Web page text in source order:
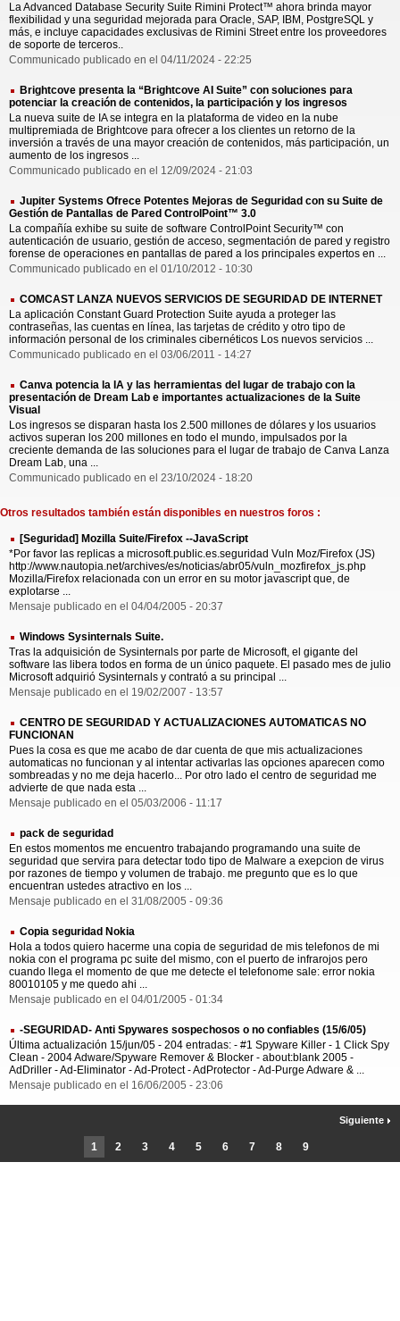
La Advanced Database Security Suite Rimini Protect™ ahora brinda mayor
flexibilidad y una seguridad mejorada para Oracle, SAP, IBM, PostgreSQL y
más, e incluye capacidades exclusivas de Rimini Street entre los proveedores
de soporte de terceros..
Communicado publicado en el 04/11/2024 - 22:25
Brightcove presenta la “Brightcove AI Suite” con soluciones para
potenciar la creación de contenidos, la participación y los ingresos
La nueva suite de IA se integra en la plataforma de video en la nube
multipremiada de Brightcove para ofrecer a los clientes un retorno de la
inversión a través de una mayor creación de contenidos, más participación, un
aumento de los ingresos ...
Communicado publicado en el 12/09/2024 - 21:03
Jupiter Systems Ofrece Potentes Mejoras de Seguridad con su Suite de
Gestión de Pantallas de Pared ControlPoint™ 3.0
La compañía exhibe su suite de software ControlPoint Security™ con
autenticación de usuario, gestión de acceso, segmentación de pared y registro
forense de operaciones en pantallas de pared a los principales expertos en ...
Communicado publicado en el 01/10/2012 - 10:30
COMCAST LANZA NUEVOS SERVICIOS DE SEGURIDAD DE INTERNET
La aplicación Constant Guard Protection Suite ayuda a proteger las
contraseñas, las cuentas en línea, las tarjetas de crédito y otro tipo de
información personal de los criminales cibernéticos Los nuevos servicios ...
Communicado publicado en el 03/06/2011 - 14:27
Canva potencia la IA y las herramientas del lugar de trabajo con la
presentación de Dream Lab e importantes actualizaciones de la Suite
Visual
Los ingresos se disparan hasta los 2.500 millones de dólares y los usuarios
activos superan los 200 millones en todo el mundo, impulsados por la
creciente demanda de las soluciones para el lugar de trabajo de Canva Lanza
Dream Lab, una ...
Communicado publicado en el 23/10/2024 - 18:20
Otros resultados también están disponibles en nuestros foros :
[Seguridad] Mozilla Suite/Firefox --JavaScript
*Por favor las replicas a microsoft.public.es.seguridad Vuln Moz/Firefox (JS)
http://www.nautopia.net/archives/es/noticias/abr05/vuln_mozfirefox_js.php
Mozilla/Firefox relacionada con un error en su motor javascript que, de
explotarse ...
Mensaje publicado en el 04/04/2005 - 20:37
Windows Sysinternals Suite.
Tras la adquisición de Sysinternals por parte de Microsoft, el gigante del
software las libera todos en forma de un único paquete. El pasado mes de julio
Microsoft adquirió Sysinternals y contrató a su principal ...
Mensaje publicado en el 19/02/2007 - 13:57
CENTRO DE SEGURIDAD Y ACTUALIZACIONES AUTOMATICAS NO
FUNCIONAN
Pues la cosa es que me acabo de dar cuenta de que mis actualizaciones
automaticas no funcionan y al intentar activarlas las opciones aparecen como
sombreadas y no me deja hacerlo... Por otro lado el centro de seguridad me
advierte de que nada esta ...
Mensaje publicado en el 05/03/2006 - 11:17
pack de seguridad
En estos momentos me encuentro trabajando programando una suite de
seguridad que servira para detectar todo tipo de Malware a exepcion de virus
por razones de tiempo y volumen de trabajo. me pregunto que es lo que
encuentran ustedes atractivo en los ...
Mensaje publicado en el 31/08/2005 - 09:36
Copia seguridad Nokia
Hola a todos quiero hacerme una copia de seguridad de mis telefonos de mi
nokia con el programa pc suite del mismo, con el puerto de infrarojos pero
cuando llega el momento de que me detecte el telefonome sale: error nokia
80010105 y me quedo ahi ...
Mensaje publicado en el 04/01/2005 - 01:34
-SEGURIDAD- Anti Spywares sospechosos o no confiables (15/6/05)
Última actualización 15/jun/05 - 204 entradas: - #1 Spyware Killer - 1 Click Spy
Clean - 2004 Adware/Spyware Remover & Blocker - about:blank 2005 -
AdDriller - Ad-Eliminator - Ad-Protect - AdProtector - Ad-Purge Adware & ...
Mensaje publicado en el 16/06/2005 - 23:06
1 2 3 4 5 6 7 8 9
Siguiente